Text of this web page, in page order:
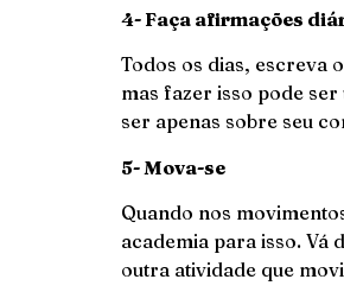
4- Faça afirmações
Todos os dias, escreva
mas fazer isso pode
ser apenas sobre seu
5- Mova-se
Quando nos
academia para isso. Vá
outra atividade que